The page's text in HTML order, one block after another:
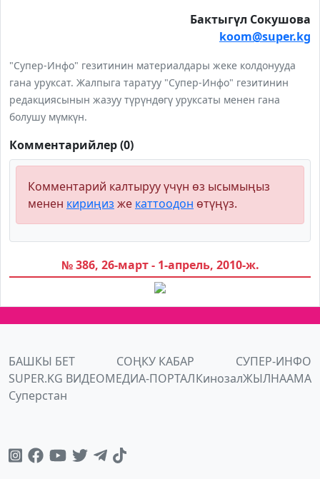
Бактыгүл Сокушова
koom@super.kg
"Супер-Инфо" гезитинин материалдары жеке колдонууда
гана уруксат. Жалпыга таратуу "Супер-Инфо" гезитинин
редакциясынын жазуу түрүндөгү уруксаты менен гана
болушу мүмкүн.
Комментарийлер (0)
Комментарий калтыруу үчүн өз ысымыңыз
менен кириңиз же каттоодон өтүңүз.
№ 386, 26-март - 1-апрель, 2010-ж.
БАШКЫ БЕТ СОҢКУ КАБАР
СУПЕР-ИНФО
SUPER.KG ВИДЕОМЕДИА-ПОРТАЛКинозалЖЫЛНААМА
Суперстан